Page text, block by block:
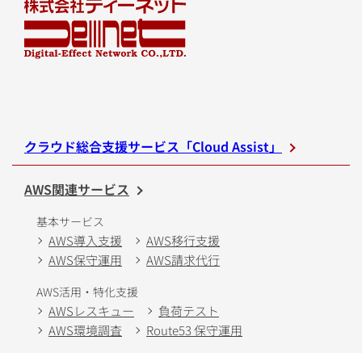
クラウド総合支援サービス「Cloud Assist」
AWS関連サービス
基本サービス
AWS導入支援
AWS移行支援
AWS保守運用
AWS請求代行
AWS活用・特化支援
AWSレスキュー
負荷テスト
AWS環境調査
Route53 保守運用